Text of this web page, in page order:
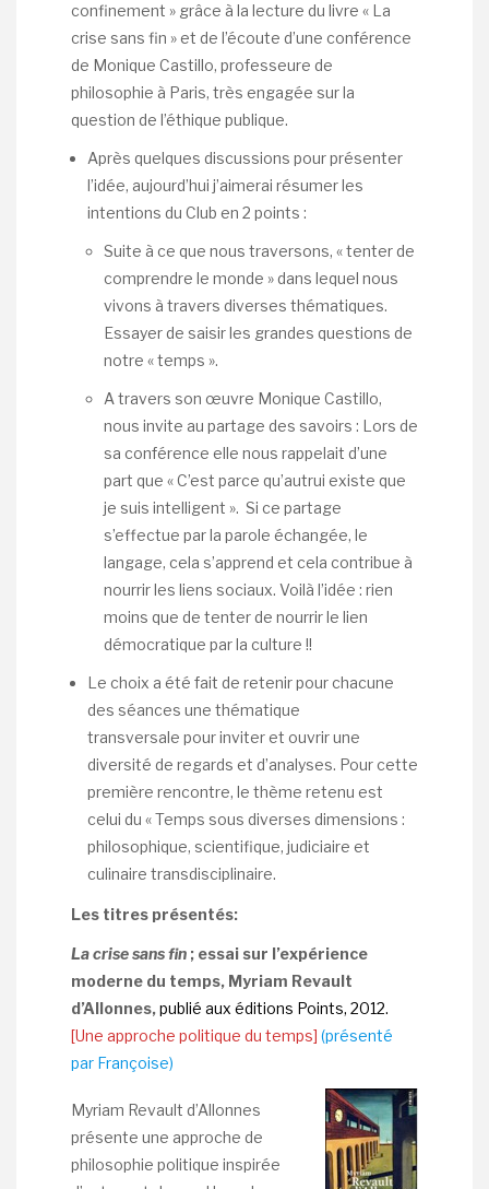
confinement » grâce à la lecture du livre « La
crise sans fin » et de l’écoute d’une conférence
de Monique Castillo, professeure de
philosophie à Paris, très engagée sur la
question de l’éthique publique.
Après quelques discussions pour présenter
l’idée, aujourd’hui j’aimerai résumer les
intentions du Club en 2 points :
Suite à ce que nous traversons, « tenter de
comprendre le monde » dans lequel nous
vivons à travers diverses thématiques.
Essayer de saisir les grandes questions de
notre « temps ».
A travers son œuvre Monique Castillo,
nous invite au partage des savoirs : Lors de
sa conférence elle nous rappelait d’une
part que « C’est parce qu’autrui existe que
je suis intelligent ». Si ce partage
s’effectue par la parole échangée, le
langage, cela s’apprend et cela contribue à
nourrir les liens sociaux. Voilà l’idée : rien
moins que de tenter de nourrir le lien
démocratique par la culture !!
Le choix a été fait de retenir pour chacune
des séances une thématique
transversale pour inviter et ouvrir une
diversité de regards et d’analyses. Pour cette
première rencontre, le thème retenu est
celui du « Temps sous diverses dimensions :
philosophique, scientifique, judiciaire et
culinaire transdisciplinaire.
Les titres présentés:
La crise sans fin ; essai sur l’expérience
moderne du temps, Myriam Revault
d’Allonnes,publié aux éditions Points, 2012.
[Une approche politique du temps] (présenté
par Françoise)
Myriam Revault d’Allonnes
présente une approche de
philosophie politique inspirée